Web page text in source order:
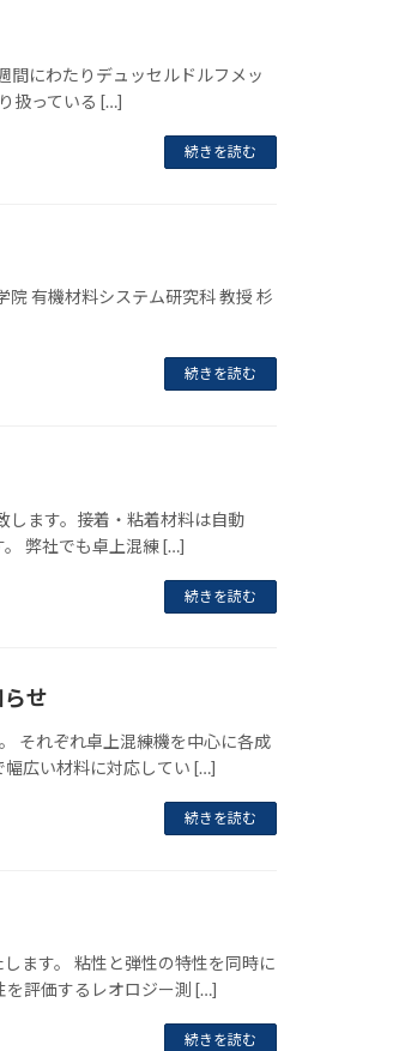
間にわたりデュッセルドルフメッ
扱っている […]
続きを読む
有機材料システム研究科 教授 杉
続きを読む
します。接着・粘着材料は自動
弊社でも卓上混練 […]
続きを読む
せ
それぞれ卓上混練機を中心に各成
広い材料に対応してい […]
続きを読む
ます。 粘性と弾性の特性を同時に
評価するレオロジー測 […]
続きを読む